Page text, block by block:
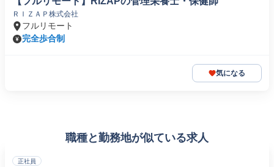
ＲＩＺＡＰ株式会社
フルリモート
完全歩合制
気になる
職種と勤務地が似ている求人
正社員